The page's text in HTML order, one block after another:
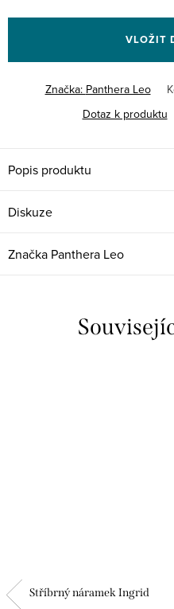
cena:
VLOŽIT
Značka: Panthera Leo
Dotaz k produktu
Popis produktu
Diskuze
Značka Panthera Leo
Stříbrný náramek Ingrid